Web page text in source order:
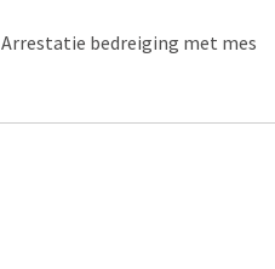
Arrestatie bedreiging met mes